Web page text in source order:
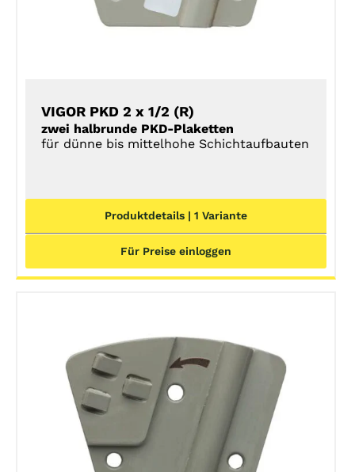
VIGOR PKD 2 x 1/2 (R)
zwei halbrunde PKD-Plaketten
für dünne bis mittelhohe Schichtaufbauten
Produktdetails | 1 Variante
Für Preise einloggen